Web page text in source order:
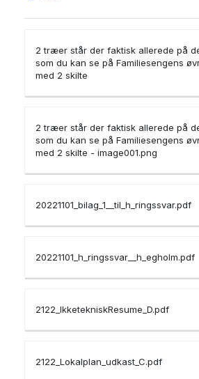
2 træer står der faktisk allerede på
som du kan se på Familiesengens
med 2 skilte
2 træer står der faktisk allerede på
som du kan se på Familiesengens
med 2 skilte - image001.png
20221101_bilag_1__til_h_ringssvar.pdf
20221101_h_ringssvar__h_egholm.pdf
2122_IkketekniskResume_D.pdf
2122_Lokalplan_udkast_C.pdf